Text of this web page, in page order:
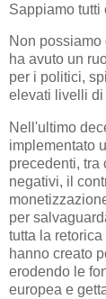
Sappiamo tutti
Non
ha avuto un
per i politici,
elevati livelli
Nell'ultimo
implementato
precedenti, tra
negativi, il
per
tutta la
hanno creato
erodendo le
europea e